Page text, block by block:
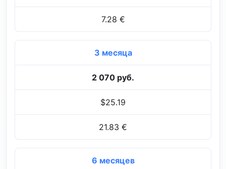
7.28 €
3 месяца
2 070 руб.
$25.19
21.83 €
6 месяцев